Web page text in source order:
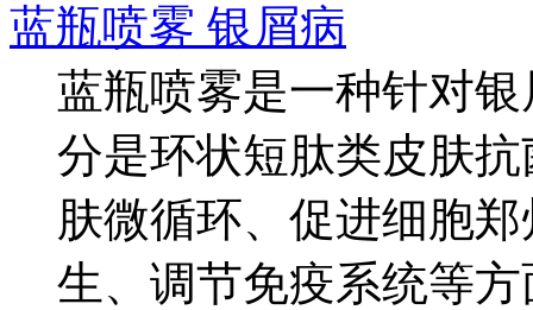
蓝瓶喷雾 银屑病
蓝瓶喷雾是一种针对
分是环状短肽类皮肤
肤微循环、促进细胞
生、调节免疫系统等